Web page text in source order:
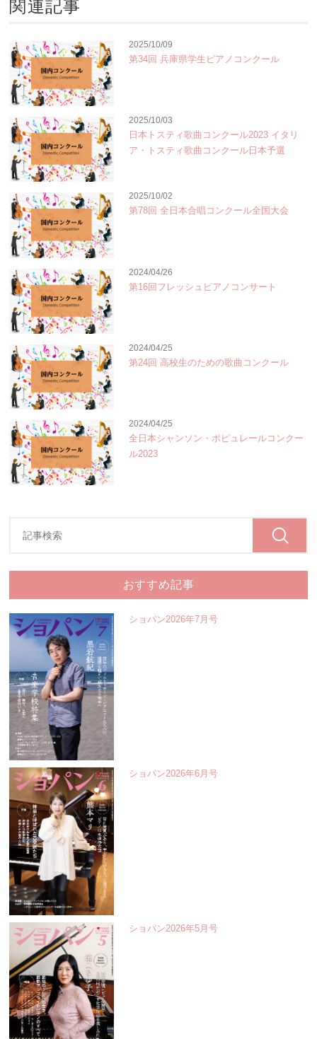
関連記事
2025/10/09
第34回 兵庫県学生ピアノコンクール
2025/10/03
日本トスティ歌曲コンクール2023 イタリ
ア・トスティ歌曲コンクール日本予選
2025/10/02
第78回 全日本合唱コンクール全国大会
2024/04/26
第16回フレッシュピアノコンサート
2024/04/25
第24回 高校生のための歌曲コンクール
2024/04/25
全日本シャンソン・ポピュレールコンクー
ル2023
おすすめ記事
ショパン2026年7月号
ショパン2026年6月号
ショパン2026年5月号